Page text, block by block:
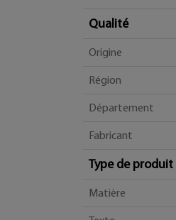
Qualité
Origine
Région
Département
Fabricant
Type de produit
Matière